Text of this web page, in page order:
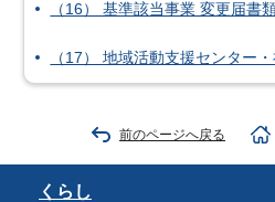
（16） 基準該当事業 変更届書
（17） 地域活動支援センター
前のページへ戻る
くらし